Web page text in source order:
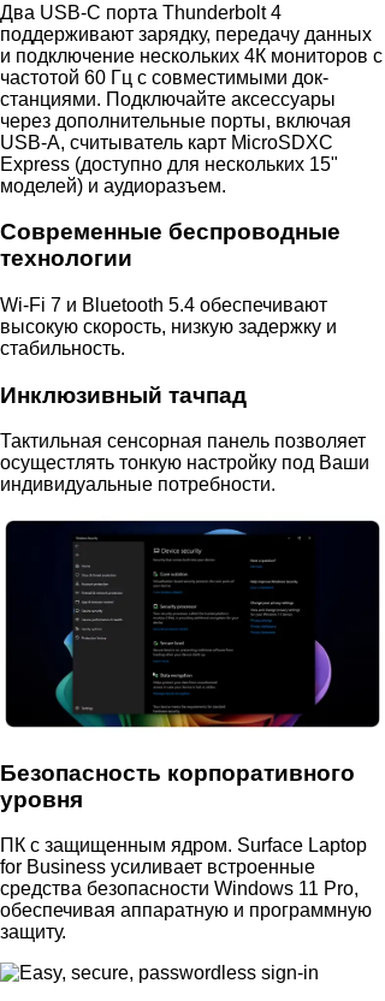
Два USB-C порта Thunderbolt 4
поддерживают зарядку, передачу данных
и подключение нескольких 4К мониторов с
частотой 60 Гц с совместимыми док-
станциями. Подключайте аксессуары
через дополнительные порты, включая
USB-A, считыватель карт MicroSDXC
Express (доступно для нескольких 15"
моделей) и аудиоразъем.
Современные беспроводные
технологии
Wi‑Fi 7 и Bluetooth 5.4 обеспечивают
высокую скорость, низкую задержку и
стабильность.
Инклюзивный тачпад
Тактильная сенсорная панель позволяет
осущестлять тонкую настройку под Ваши
индивидуальные потребности.
Безопасность корпоративного
уровня
ПК с защищенным ядром. Surface Laptop
for Business усиливает встроенные
средства безопасности Windows 11 Pro,
обеспечивая аппаратную и программную
защиту.